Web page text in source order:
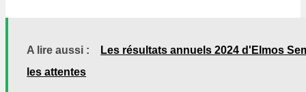
A lire aussi :
Les résultats annuels 2024 d'Elmos
les attentes